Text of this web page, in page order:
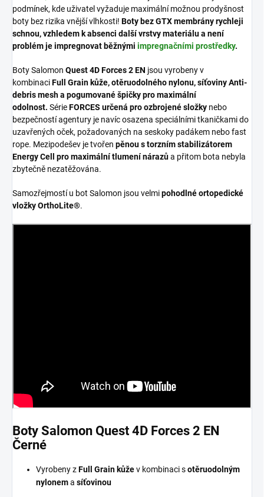
podmínek, kde uživatel vyžaduje maximální možnou prodyšnost
boty bez rizika vnější vlhkosti! Boty bez GTX membrány rychleji
schnou, vzhledem k absenci další vrstvy materiálu a není
problém je impregnovat běžnými impregnačními prostředky.
Boty Salomon Quest 4D Forces 2 EN jsou vyrobeny v
kombinaciFull Grain kůže, otěruodolného nylonu, síťoviny Anti-
debris mesh a pogumované špičky pro maximální
odolnost. SérieFORCES určená pro ozbrojené složky nebo
bezpečností agentury je navíc osazena speciálními tkaničkami do
uzavřených oček, požadovaných na seskoky padákem nebo fast
rope. Mezipodešev je tvořen pěnou s torzním stabilizátorem
Energy Cell pro maximální tlumení nárazůa přitom bota nebyla
zbytečně nezatěžována.
Samozřejmostí u bot Salomon jsou velmipohodlné ortopedické
vložky OrthoLite®.
Boty Salomon Quest 4D Forces 2 EN
Černé
Vyrobeny zFull Grain kůžev kombinaci sotěruodolným
nylonema síťovinou